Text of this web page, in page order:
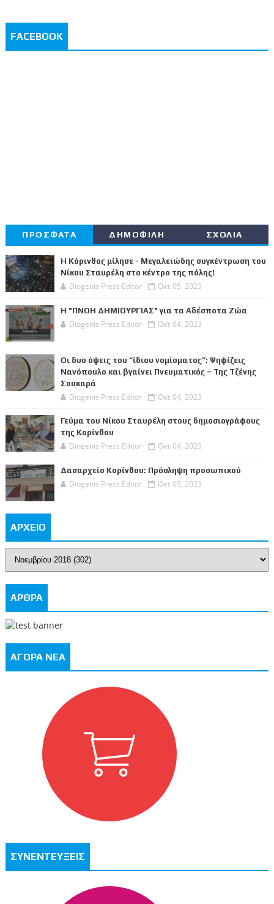
FACEBOOK
ΠΡΟΣΦΑΤΑ ΔΗΜΟΦΙΛΗ ΣΧΟΛΙΑ
Η Κόρινθος μίλησε - Μεγαλειώδης συγκέντρωση του
Νίκου Σταυρέλη στο κέντρο της πόλης!
Diogenis Press Editor Οκτ 05, 2023
Η "ΠΝΟΗ ΔΗΜΙΟΥΡΓΙΑΣ" για τα Αδέσποτα Ζώα
Diogenis Press Editor Οκτ 04, 2023
Οι δυο όψεις του “ίδιου νομίσματος”: Ψηφίζεις
Νανόπουλο και βγαίνει Πνευματικός – Της Τζένης
Σουκαρά
Diogenis Press Editor Οκτ 04, 2023
Γεύμα του Νίκου Σταυρέλη στους δημοσιογράφους
της Κορίνθου
Diogenis Press Editor Οκτ 04, 2023
Δασαρχείο Κορίνθου: Πρόσληψη προσωπικού
Diogenis Press Editor Οκτ 03, 2023
ΑΡΧΕΙΟ
ΑΡΘΡΑ
ΑΓΟΡΑ ΝΕΑ
ΣΥΝΕΝΤΕΥΞΕΙΣ